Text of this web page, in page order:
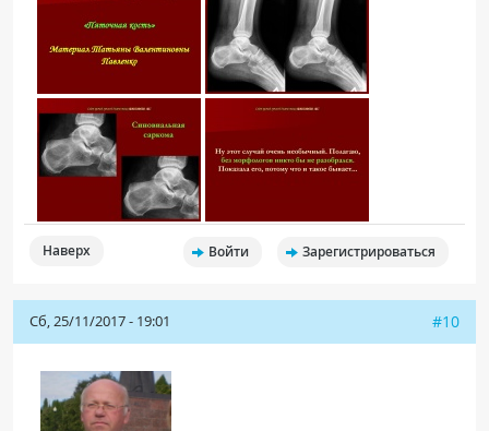
Наверх Войти Зарегистрироваться
Сб, 25/11/2017 - 19:01 #10